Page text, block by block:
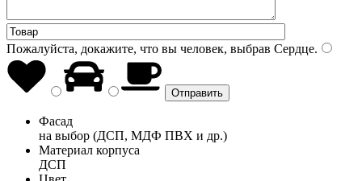
Пожалуйста, докажите, что вы человек, выбрав Сердце.
Фасад
на выбор (ДСП, МДФ ПВХ и др.)
Материал корпуса
ДСП